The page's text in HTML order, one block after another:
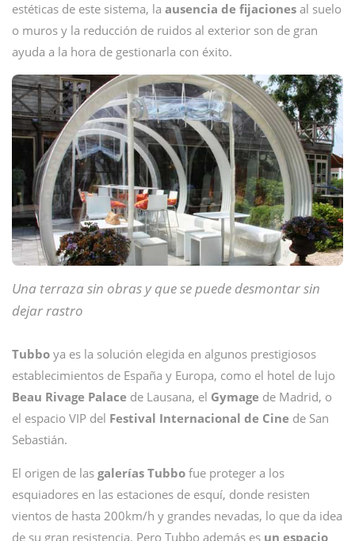
estéticas de este sistema, la ausencia de fijaciones al suelo
o muros y la reducción de ruidos al exterior son de gran
ayuda a la hora de gestionarla con éxito.
Una terraza sin obras y que se puede desmontar sin
dejar rastro
Tubbo ya es la solución elegida en algunos prestigiosos
establecimientos de España y Europa, como el hotel de lujo
Beau Rivage Palace de Lausana, el Gymage de Madrid, o
el espacio VIP del Festival Internacional de Cine de San
Sebastián.
El origen de las galerías Tubbo fue proteger a los
esquiadores en las estaciones de esquí, donde resisten
vientos de hasta 200km/h y grandes nevadas, lo que da idea
de su gran resistencia. Pero Tubbo además es un espacio